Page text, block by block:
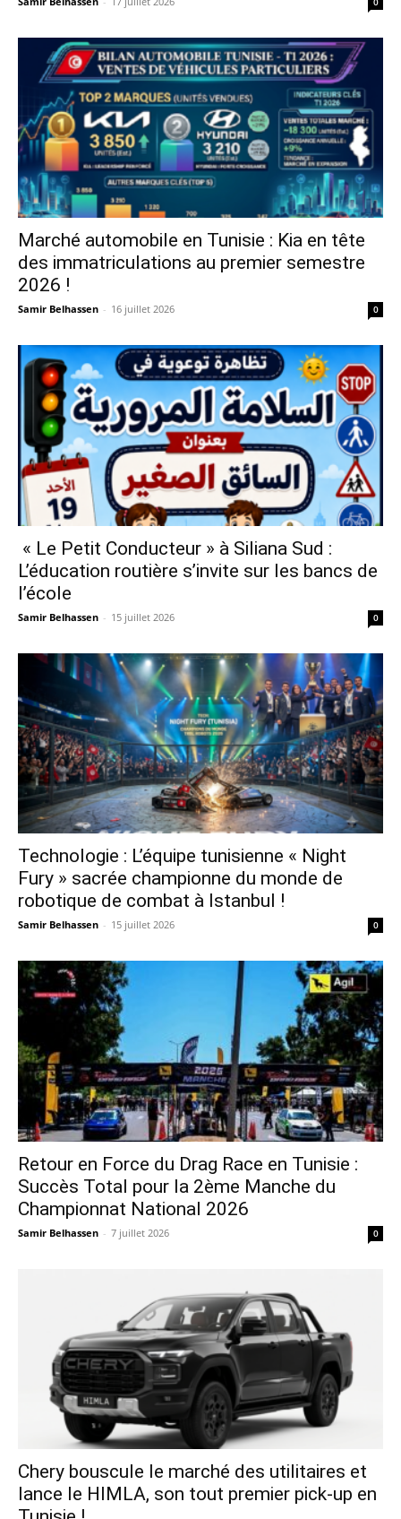
Marché automobile en Tunisie : Kia en tête
des immatriculations au premier semestre
2026 !
Samir Belhassen - 16 juillet 2026 0
« Le Petit Conducteur » à Siliana Sud :
L’éducation routière s’invite sur les bancs de
l’école
Samir Belhassen - 15 juillet 2026 0
Technologie : L’équipe tunisienne « Night
Fury » sacrée championne du monde de
robotique de combat à Istanbul !
Samir Belhassen - 15 juillet 2026 0
Retour en Force du Drag Race en Tunisie :
Succès Total pour la 2ème Manche du
Championnat National 2026
Samir Belhassen - 7 juillet 2026 0
Chery bouscule le marché des utilitaires et
lance le HIMLA, son tout premier pick-up en